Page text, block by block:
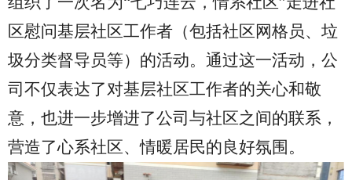
区慰问基层社区工作者（包括社区网格员、垃
圾分类督导员等）的活动。通过这一活动，公
司不仅表达了对基层社区工作者的关心和敬
意，也进一步增进了公司与社区之间的联系，
营造了心系社区、情暖居民的良好氛围。